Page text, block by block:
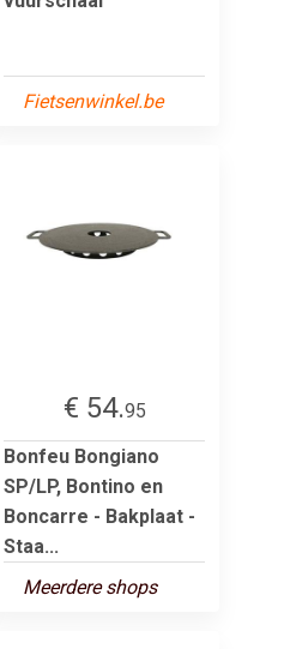
Fietsenwinkel.be
€ 54.95
Bonfeu Bongiano
SP/LP, Bontino en
Boncarre - Bakplaat -
Staa...
Meerdere shops